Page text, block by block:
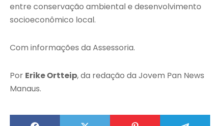
entre conservação ambiental e desenvolvimento
socioeconômico local.
Com informações da Assessoria.
Por Erike Ortteip, da redação da Jovem Pan News
Manaus.